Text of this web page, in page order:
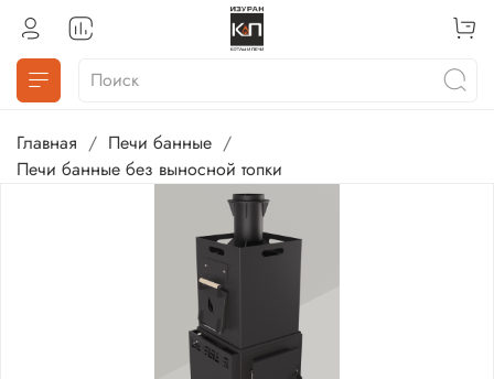
Главная
Печи банные
Печи банные без выносной топки